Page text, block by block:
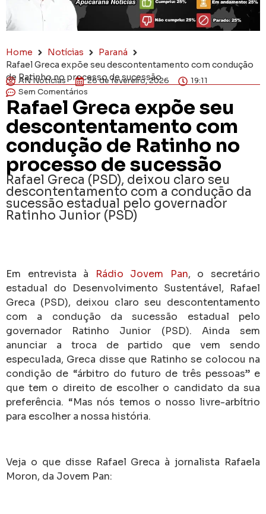
Home Notícias
Paraná
Rafael Greca expõe seu descontentamento com condução
de Ratinho no processo de sucessão
AN Notícias 26 de fevereiro, 2026
19:11
Sem Comentários
Rafael Greca expõe seu
descontentamento com
condução de Ratinho no
processo de sucessão
Rafael Greca (PSD), deixou claro seu
descontentamento com a condução da
sucessão estadual pelo governador
Ratinho Junior (PSD)
Em entrevista à Rádio Jovem Pan, o secretário
estadual do Desenvolvimento Sustentável, Rafael
Greca (PSD), deixou claro seu descontentamento
com a condução da sucessão estadual pelo
governador Ratinho Junior (PSD). Ainda sem
anunciar a troca de partido que vem sendo
especulada, Greca disse que Ratinho se colocou na
condição de “árbitro do futuro de três pessoas” e
que tem o direito de escolher o candidato da sua
preferência. “Mas nós temos o nosso livre-arbítrio
para escolher a nossa história.
Veja o que disse Rafael Greca à jornalista Rafaela
Moron, da Jovem Pan: